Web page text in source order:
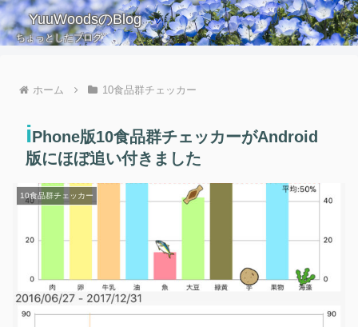
YuuWoodsのBlog
ちょっとしたブログ
ホーム 10食品群チェッカー
iPhone版10食品群チェッカーがAndroid
版にほぼ追い付きました
10食品群チェッカー